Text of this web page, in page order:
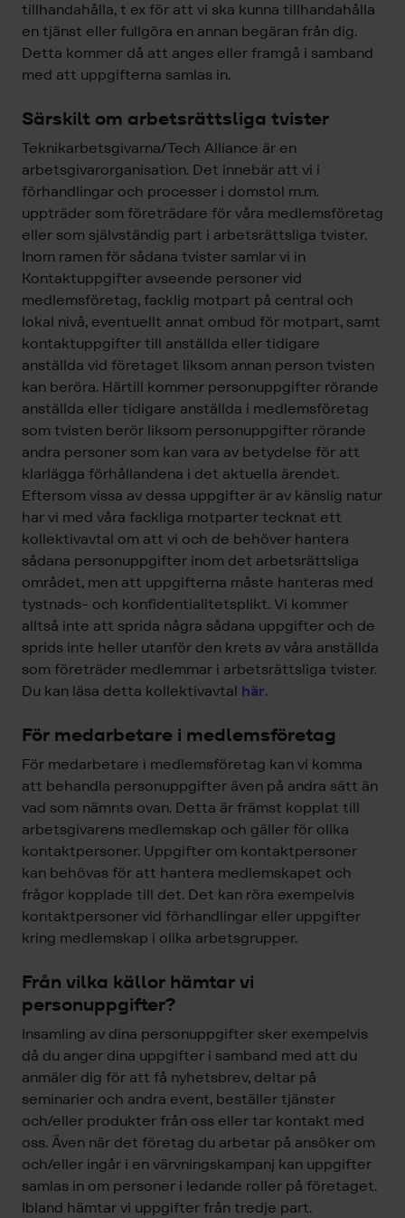
tillhandahålla, t ex för att vi ska kunna tillhandahålla
en tjänst eller fullgöra en annan begäran från dig.
Detta kommer då att anges eller framgå i samband
med att uppgifterna samlas in.
Särskilt om arbetsrättsliga tvister
Teknikarbetsgivarna/Tech Alliance är en
arbetsgivarorganisation. Det innebär att vi i
förhandlingar och processer i domstol m.m.
uppträder som företrädare för våra medlemsföretag
eller som självständig part i arbetsrättsliga tvister.
Inom ramen för sådana tvister samlar vi in
Kontaktuppgifter avseende personer vid
medlemsföretag, facklig motpart på central och
lokal nivå, eventuellt annat ombud för motpart, samt
kontaktuppgifter till anställda eller tidigare
anställda vid företaget liksom annan person tvisten
kan beröra. Härtill kommer personuppgifter rörande
anställda eller tidigare anställda i medlemsföretag
som tvisten berör liksom personuppgifter rörande
andra personer som kan vara av betydelse för att
klarlägga förhållandena i det aktuella ärendet.
Eftersom vissa av dessa uppgifter är av känslig natur
har vi med våra fackliga motparter tecknat ett
kollektivavtal om att vi och de behöver hantera
sådana personuppgifter inom det arbetsrättsliga
området, men att uppgifterna måste hanteras med
tystnads- och konfidentialitetsplikt. Vi kommer
alltså inte att sprida några sådana uppgifter och de
sprids inte heller utanför den krets av våra anställda
som företräder medlemmar i arbetsrättsliga tvister.
Du kan läsa detta kollektivavtal här.
För medarbetare i medlemsföretag
För medarbetare i medlemsföretag kan vi komma
att behandla personuppgifter även på andra sätt än
vad som nämnts ovan. Detta är främst kopplat till
arbetsgivarens medlemskap och gäller för olika
kontaktpersoner. Uppgifter om kontaktpersoner
kan behövas för att hantera medlemskapet och
frågor kopplade till det. Det kan röra exempelvis
kontaktpersoner vid förhandlingar eller uppgifter
kring medlemskap i olika arbetsgrupper.
Från vilka källor hämtar vi
personuppgifter?
Insamling av dina personuppgifter sker exempelvis
då du anger dina uppgifter i samband med att du
anmäler dig för att få nyhetsbrev, deltar på
seminarier och andra event, beställer tjänster
och/eller produkter från oss eller tar kontakt med
oss. Även när det företag du arbetar på ansöker om
och/eller ingår i en värvningskampanj kan uppgifter
samlas in om personer i ledande roller på företaget.
Ibland hämtar vi uppgifter från tredje part.